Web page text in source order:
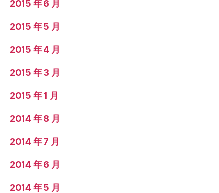
2015 年 6 月
2015 年 5 月
2015 年 4 月
2015 年 3 月
2015 年 1 月
2014 年 8 月
2014 年 7 月
2014 年 6 月
2014 年 5 月